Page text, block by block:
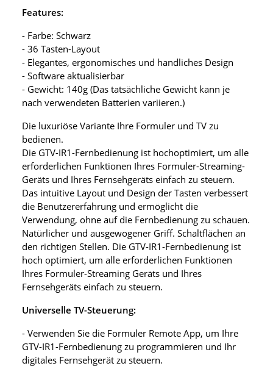
Features:
- Farbe: Schwarz
- 36 Tasten-Layout
- Elegantes, ergonomisches und handliches Design
- Software aktualisierbar
- Gewicht: 140g (Das tatsächliche Gewicht kann je
nach verwendeten Batterien variieren.)
Die luxuriöse Variante Ihre Formuler und TV zu
bedienen.
Die GTV-IR1-Fernbedienung ist hochoptimiert, um alle
erforderlichen Funktionen Ihres Formuler-Streaming-
Geräts und Ihres Fernsehgeräts einfach zu steuern.
Das intuitive Layout und Design der Tasten verbessert
die Benutzererfahrung und ermöglicht die
Verwendung, ohne auf die Fernbedienung zu schauen.
Natürlicher und ausgewogener Griff. Schaltflächen an
den richtigen Stellen. Die GTV-IR1-Fernbedienung ist
hoch optimiert, um alle erforderlichen Funktionen
Ihres Formuler-Streaming Geräts und Ihres
Fernsehgeräts einfach zu steuern.
Universelle TV-Steuerung:
- Verwenden Sie die Formuler Remote App, um Ihre
GTV-IR1-Fernbedienung zu programmieren und Ihr
digitales Fernsehgerät zu steuern.